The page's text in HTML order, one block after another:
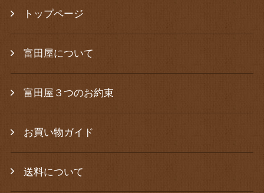
トップページ
富田屋について
富田屋３つのお約束
お買い物ガイド
送料について